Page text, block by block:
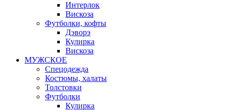
Интерлок
Вискоза
Футболки, кофты
Дэворэ
Кулирка
Вискоза
МУЖСКОЕ
Спецодежда
Костюмы, халаты
Толстовки
Футболки
Кулирка